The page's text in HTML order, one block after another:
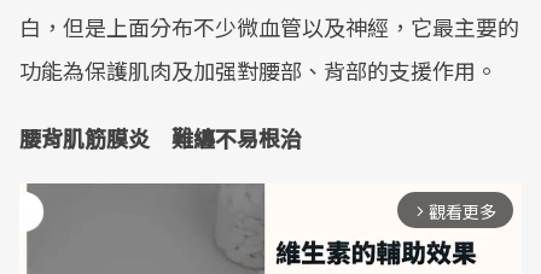
白，但是上面分布不少微血管以及神經，它最主要的
功能為保護肌肉及加强對腰部、背部的支援作用。
腰背肌筋膜炎 難纏不易根治
arrow_forward_ios 觀看更多